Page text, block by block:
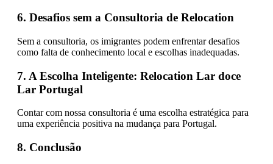
6. Desafios sem a Consultoria de Relocation
Sem a consultoria, os imigrantes podem enfrentar desafios
como falta de conhecimento local e escolhas inadequadas.
7. A Escolha Inteligente: Relocation Lar doce
Lar Portugal
Contar com nossa consultoria é uma escolha estratégica para
uma experiência positiva na mudança para Portugal.
8. Conclusão